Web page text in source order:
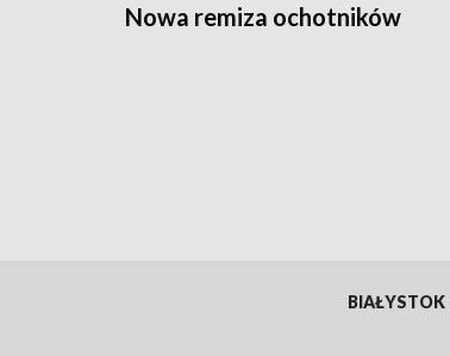
Nowa remiza ochotników
BIAŁYSTOK